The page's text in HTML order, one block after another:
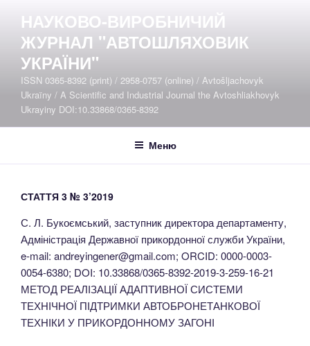
вмісту
НАУКОВО-ВИРОБНИЧИЙ
ЖУРНАЛ "АВТОШЛЯХОВИК
УКРАЇНИ"
ISSN 0365-8392 (print) / 2958-0757 (online) / Avtošljachovyk
Ukraïny / A Scientific and Industrial Journal the Avtoshliakhovyk
Ukrayiny DOI:10.33868/0365-8392
Меню
СТАТТЯ 3 № 3’2019
С. Л. Букоємський, заступник директора департаменту,
Адміністрація Державної прикордонної служби України,
e-mail: andreyingener@gmail.com; ORCID: 0000-0003-
0054-6380; DOI: 10.33868/0365-8392-2019-3-259-16-21
МЕТОД РЕАЛІЗАЦІЇ АДАПТИВНОЇ СИСТЕМИ
ТЕХНІЧНОЇ ПІДТРИМКИ АВТОБРОНЕТАНКОВОЇ
ТЕХНІКИ У ПРИКОРДОННОМУ ЗАГОНІ